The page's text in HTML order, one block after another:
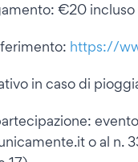
€20
https://
in caso di
o al n.